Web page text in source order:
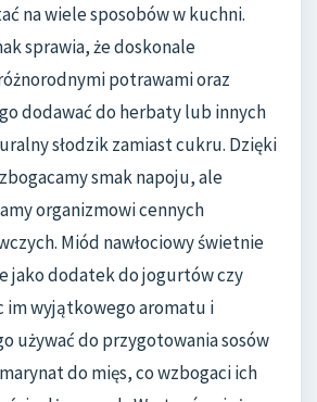
na wiele sposobów w kuchni.
sprawia, że doskonale
potrawami oraz
dodawać do herbaty lub innych
słodzik zamiast cukru. Dzięki
smak napoju, ale
organizmowi cennych
Miód nawłociowy świetnie
jako dodatek do jogurtów czy
im wyjątkowego aromatu i
używać do przygotowania sosów
do mięs, co wzbogaci ich